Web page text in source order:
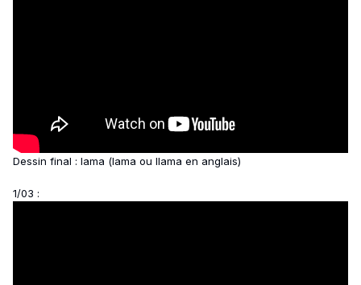
Dessin final : lama (lama ou llama en anglais)
1/03 :